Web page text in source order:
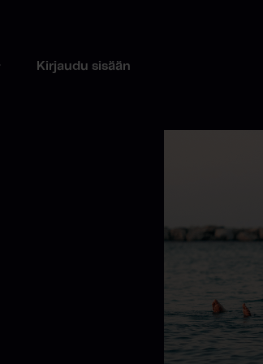
Kirjaudu sisään